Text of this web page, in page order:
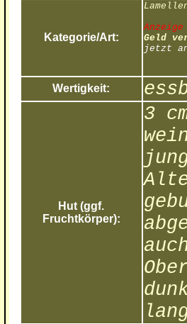
Kategorie/Art:
Anzeige
Geld
jetzt
Wertigkeit:
Hut (ggf.
Fruchtkörper):
3